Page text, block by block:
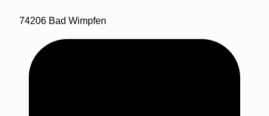
74206 Bad Wimpfen